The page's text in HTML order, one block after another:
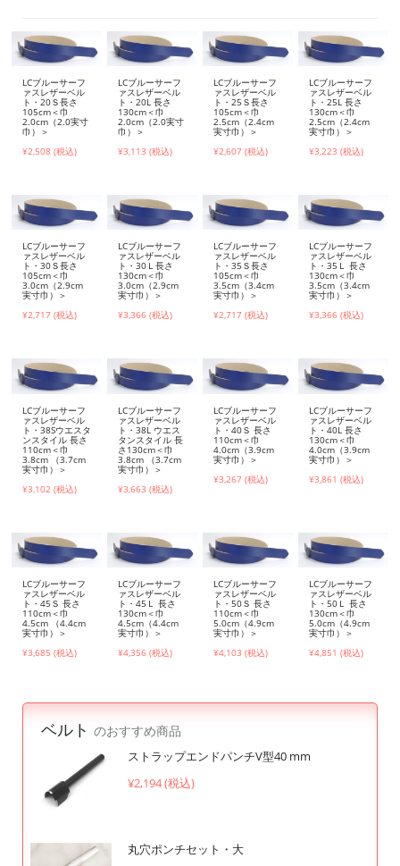
LCブルーサーフ
ァスレザーベル
ト・20Ｓ長さ
105cm＜巾
2.0cm（2.0実寸
巾）＞
¥2,508 (税込)
LCブルーサーフ
ァスレザーベル
ト・20L 長さ
130cm＜巾
2.0cm（2.0実寸
巾）＞
¥3,113 (税込)
LCブルーサーフ
ァスレザーベル
ト・25Ｓ長さ
105cm＜巾
2.5cm（2.4cm
実寸巾）＞
¥2,607 (税込)
LCブルーサーフ
ァスレザーベル
ト・25L 長さ
130cm＜巾
2.5cm（2.4cm
実寸巾）＞
¥3,223 (税込)
LCブルーサーフ
ァスレザーベル
ト・30Ｓ長さ
105cm＜巾
3.0cm（2.9cm
実寸巾）＞
¥2,717 (税込)
LCブルーサーフ
ァスレザーベル
ト・30Ｌ長さ
130cm＜巾
3.0cm（2.9cm
実寸巾）＞
¥3,366 (税込)
LCブルーサーフ
ァスレザーベル
ト・35Ｓ長さ
105cm＜巾
3.5cm（3.4cm
実寸巾）＞
¥2,717 (税込)
LCブルーサーフ
ァスレザーベル
ト・35Ｌ 長さ
130cm＜巾
3.5cm（3.4cm
実寸巾）＞
¥3,366 (税込)
LCブルーサーフ
ァスレザーベル
ト・38Sウエスタ
ンスタイル 長さ
110cm＜巾
3.8cm （3.7cm
実寸巾）＞
¥3,102 (税込)
LCブルーサーフ
ァスレザーベル
ト・38L ウエス
タンスタイル 長
さ130cm＜巾
3.8cm （3.7cm
実寸巾）＞
¥3,663 (税込)
LCブルーサーフ
ァスレザーベル
ト・40Ｓ 長さ
110cm＜巾
4.0cm（3.9cm
実寸巾）＞
¥3,267 (税込)
LCブルーサーフ
ァスレザーベル
ト・40L 長さ
130cm＜巾
4.0cm（3.9cm
実寸巾）＞
¥3,861 (税込)
LCブルーサーフ
ァスレザーベル
ト・45Ｓ 長さ
110cm＜巾
4.5cm （4.4cm
実寸巾）＞
¥3,685 (税込)
LCブルーサーフ
ァスレザーベル
ト・45Ｌ 長さ
130cm＜巾
4.5cm（4.4cm
実寸巾）＞
¥4,356 (税込)
LCブルーサーフ
ァスレザーベル
ト・50Ｓ 長さ
110cm＜巾
5.0cm（4.9cm
実寸巾）＞
¥4,103 (税込)
LCブルーサーフ
ァスレザーベル
ト・50Ｌ 長さ
130cm＜巾
5.0cm（4.9cm
実寸巾）＞
¥4,851 (税込)
ベルト のおすすめ商品
ストラップエンドパンチV型40 mm
¥2,194 (税込)
丸穴ポンチセット・大